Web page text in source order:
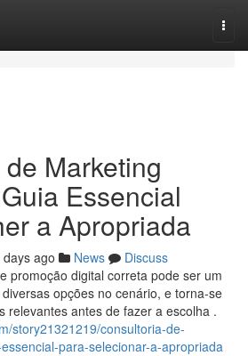
Marketing
Essencial
a Apropriada
days ago News
Discuss
promoção digital correta pode ser um
opções no cenário, e torna-se
relevantes antes de fazer a escolha .
story21321219/consultoria-de-
para-selecionar-a-apropriada